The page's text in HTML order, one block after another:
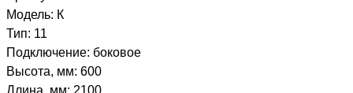
Модель: К
Тип: 11
Подключение: боковое
Высота, мм: 600
Длина, мм: 2100